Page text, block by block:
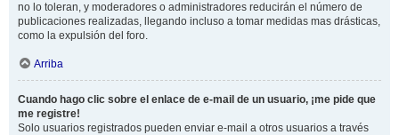
no lo toleran, y moderadores o administradores reducirán el número de
publicaciones realizadas, llegando incluso a tomar medidas mas drásticas,
como la expulsión del foro.
Arriba
Cuando hago clic sobre el enlace de e-mail de un usuario, ¡me pide que
me registre!
Solo usuarios registrados pueden enviar e-mail a otros usuarios a través